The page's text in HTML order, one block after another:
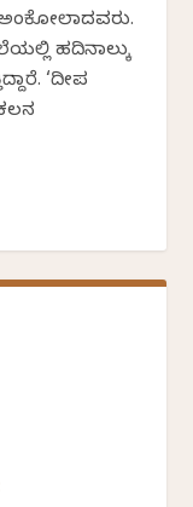
ಅಂಕೋಲಾದವರು.
ಹದಿನಾಲ್ಕು
‘ದೀಪ